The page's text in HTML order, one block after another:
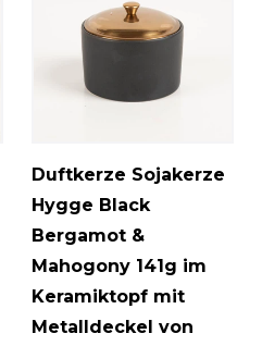
Duftkerze Sojakerze
Hygge Black
Bergamot &
Mahogony 141g im
Keramiktopf mit
Metalldeckel von